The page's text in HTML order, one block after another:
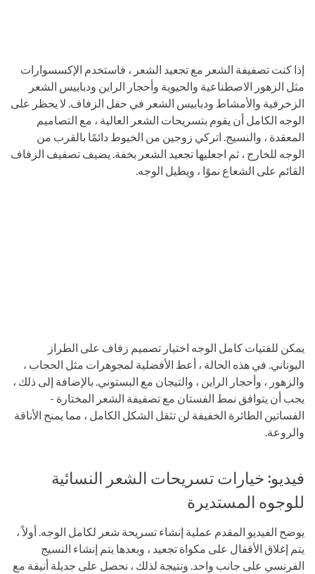
إذا كنت تصفيفة الشعر مع تجعيد الشعر ، فاستخدم الإكسسوارات
مثل الزهور الاصطناعية والحيوية وأحجار الراين ودبابيس الشعر
الزخرفية والأمشاط ودبابيس الشعر في حفل الزفاف. لا يحظر على
الوجه الكامل أن يقوم بتسريحات الشعر العالية ، مع التصاميم
المعقدة ، والنسيج. اتركي زوجين من الخيوط دائمًا بالقرب من
الوجه للخارج ، ثم اجعليها تجعيد الشعر بخفة. يضيف تصفيف الزفاف
القائم على الشعاع نموًا ، ويطيل الوجه.
يمكن للفتيات كامل الوجه اختيار تصميم زفاف على الطراز
اليوناني. في هذه الحالة ، أعط الأفضلية لمجوهرات مثل الحجاب ،
والزهور ، وأحجار الراين ، والتيجان مع البستوني. بالإضافة إلى ذلك ،
يجب أن يتوافق نمط الفستان مع تصفيفة الشعر المختارة -
الفساتين الطائرة الخفيفة لن تثقل الشكل الكامل ، مما يمنح الأناقة
والروعة.
فيديو: خيارات تسريحات الشعر النسائية
للوجوه المستديرة
يوضح الفيديو المقدم عملية إنشاء تسريحة شعر لكامل الوجه. أولاً ،
يتم إغلاق الأقفال على مكواة تجعيد ، وبعدها يتم إنشاء النسيج
الفرنسي على جانب واحد. ونتيجة لذلك ، نحصل على جديلة أنيقة مع